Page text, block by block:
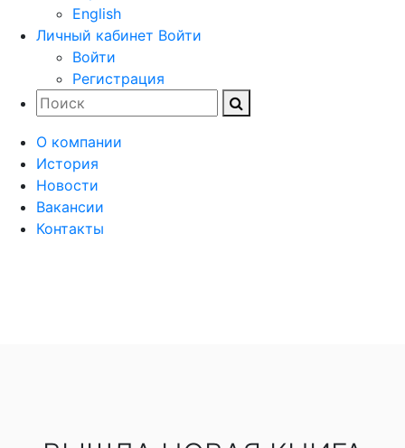
English
Личный кабинет Войти
Войти
Регистрация
О компании
История
Новости
Вакансии
Контакты